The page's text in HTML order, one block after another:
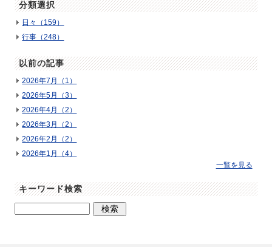
分類選択
日々（159）
行事（248）
以前の記事
2026年7月（1）
2026年5月（3）
2026年4月（2）
2026年3月（2）
2026年2月（2）
2026年1月（4）
一覧を見る
キーワード検索